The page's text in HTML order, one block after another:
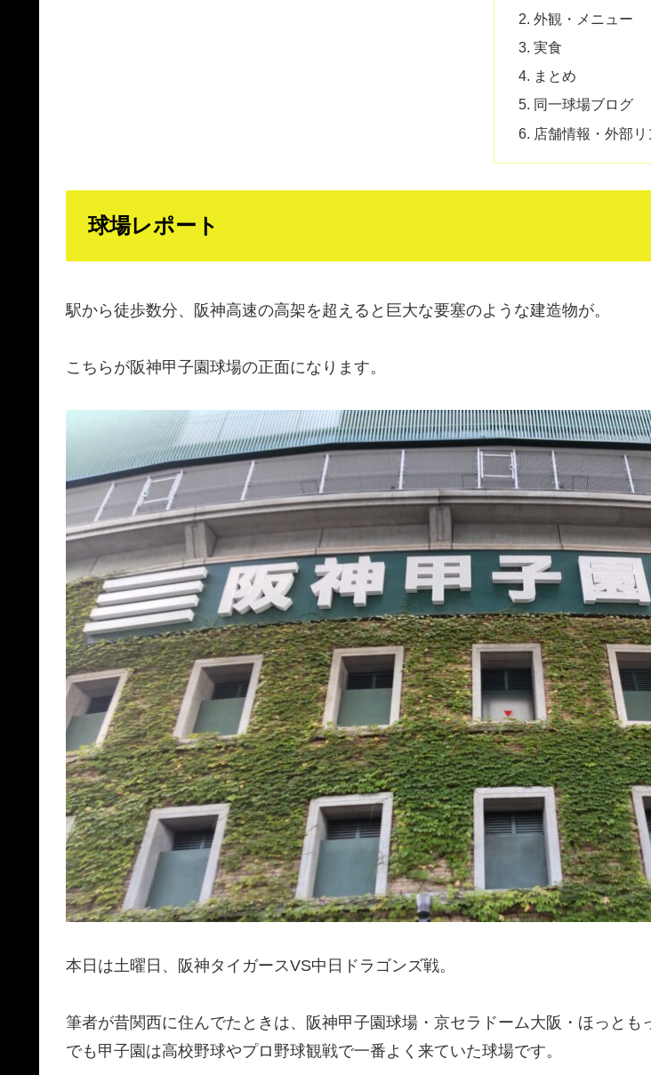
外観・メニュー
実食
まとめ
同一球場ブログ
店舗情報・外部リ
球場レポート
駅から徒歩数分、阪神高速の高架を超えると巨大な要塞のような建造物が。
こちらが阪神甲子園球場の正面になります。
本日は土曜日、阪神タイガースVS中日ドラゴンズ戦。
筆者が昔関西に住んでたときは、阪神甲子園球場・京セラドーム大阪・ほっと
でも甲子園は高校野球やプロ野球観戦で一番よく来ていた球場です。